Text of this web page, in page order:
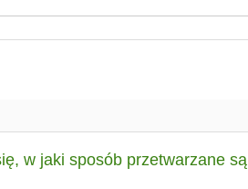
w jaki sposób przetwarzane są